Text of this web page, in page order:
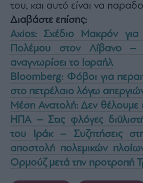
του, και αυτό είναι να
Διαβάστε επίσης:
Axios: Σχέδιο Μακρόν για
Πολέμου στον Λίβανο
αναγνωρίσει το Ισραήλ
Bloomberg: Φόβοι για
στο πετρέλαιο λόγω
Μέση Ανατολή: Δεν θέλουμε
ΗΠΑ – Στις φλόγες
του Ιράκ – Συζητήσεις
αποστολή πολεμικών
Ορμούζ μετά την προτροπή